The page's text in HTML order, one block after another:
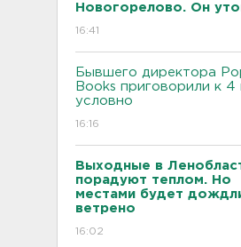
Новогорелово. Он
16:41
Бывшего директора
Books приговорили к 4
условно
16:16
Выходные в
порадуют теплом. Но
местами будет
ветрено
16:02